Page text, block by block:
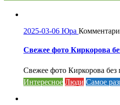
2025-03-06 Юра
Свежее фото Киркорова
Свежее фото Киркорова
Интересное Люди Самое